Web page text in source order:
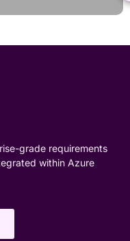
grade requirements
within Azure